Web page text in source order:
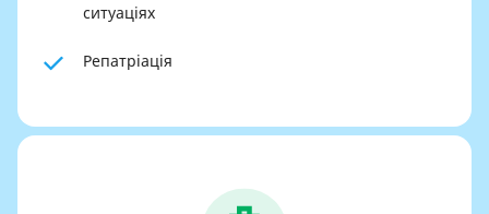
ситуаціях
Репатріація